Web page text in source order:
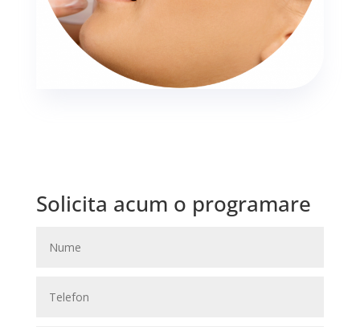
Solicita acum o programare